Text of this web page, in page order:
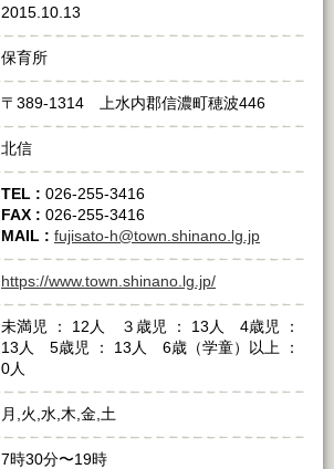
2015.10.13
保育所
〒389-1314 上水内郡信濃町穂波446
北信
TEL : 026-255-3416
FAX : 026-255-3416
MAIL : fujisato-h@town.shinano.lg.jp
https://www.town.shinano.lg.jp/
未満児 ： 12人 ３歳児 ： 13人 4歳児 ：
13人 5歳児 ： 13人 6歳（学童）以上 ：
0人
月,火,水,木,金,土
7時30分〜19時